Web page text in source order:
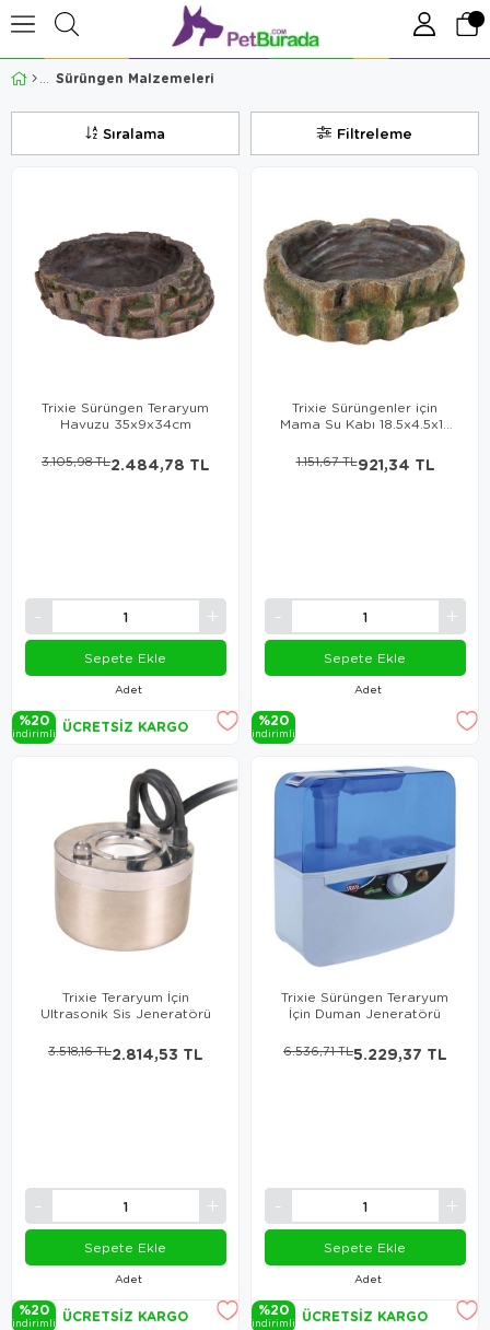
Sürüngen Malzemeleri
Filtreleme
Sıralama
Trixie Sürüngen Teraryum
Havuzu 35x9x34cm
Adet
2.484,78 TL
3.105,98 TL
Sepete Ekle
%20
i̇ndi̇ri̇mli̇ ÜCRETSIZ KARGO
Trixie Sürüngenler için
Mama Su Kabı 18.5x4.5x17
Adet
921,34 TL
1.151,67 TL
Sepete Ekle
%20
i̇ndi̇ri̇mli̇
Trixie Teraryum İçin
Ultrasonik Sis Jeneratörü
Adet
2.814,53 TL
3.518,16 TL
Sepete Ekle
%20
i̇ndi̇ri̇mli̇ ÜCRETSIZ KARGO
Trixie Sürüngen Teraryum
İçin Duman Jeneratörü
Adet
5.229,37 TL
6.536,71 TL
Sepete Ekle
%20
i̇ndi̇ri̇mli̇ ÜCRETSIZ KARGO